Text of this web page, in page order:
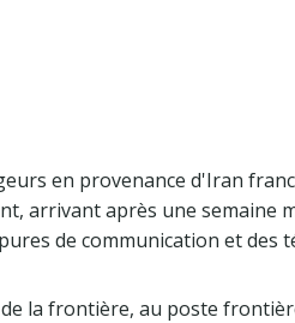
en provenance d'Iran
arrivant après une semaine
de communication et des
la frontière, au poste